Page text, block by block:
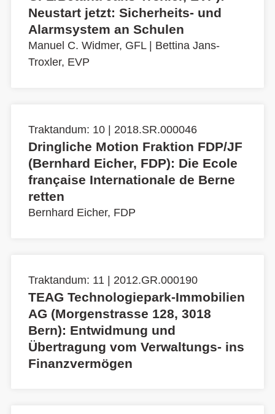
Neustart jetzt: Sicherheits- und
Alarmsystem an Schulen
Manuel C. Widmer, GFL| Bettina Jans-
Troxler, EVP
Traktandum: 10 | 2018.SR.000046
Dringliche Motion Fraktion FDP/JF
(Bernhard Eicher, FDP): Die Ecole
française Internationale de Berne
retten
Bernhard Eicher, FDP
Traktandum: 11 | 2012.GR.000190
TEAG Technologiepark-Immobilien
AG (Morgenstrasse 128, 3018
Bern): Entwidmung und
Übertragung vom Verwaltungs- ins
Finanzvermögen